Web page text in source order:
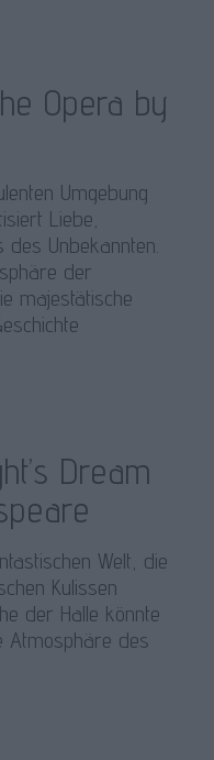
Opera by
Umgebung
Liebe,
des Unbekannten.
der
majestätische
Dream
Welt, die
Kulissen
der Halle könnte
Atmosphäre des